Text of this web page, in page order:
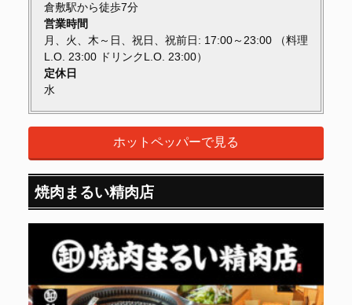
倉敷駅から徒歩7分
営業時間
月、火、木～日、祝日、祝前日: 17:00～23:00 （料理
L.O. 23:00 ドリンクL.O. 23:00）
定休日
水
ホットペッパーで見る
焼肉まるい精肉店